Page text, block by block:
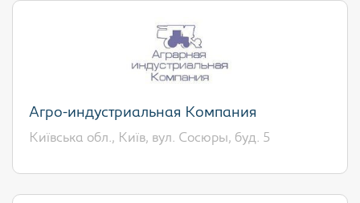
Агро-индустриальная Компания
Київська обл., Київ, вул. Сосюры, буд. 5